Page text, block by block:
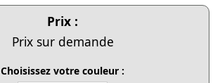
Prix :
Prix sur demande
Choisissez votre couleur :